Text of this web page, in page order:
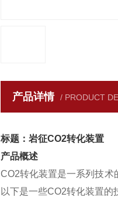
产品详情 / PRODUCT
标题：岩征CO2转化装置
产品概述
CO2转化装置是一系列技术
以下是一些CO2转化装置的